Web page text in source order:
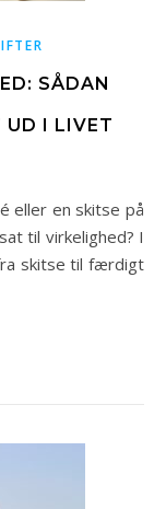
SÅDAN
UD I LIVET
til virkelighed? I
skitse til færdigt